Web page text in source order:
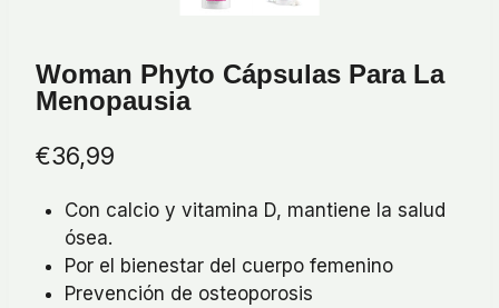
Woman Phyto Cápsulas Para La
Menopausia
€36,99
Con calcio y vitamina D, mantiene la salud
ósea.
Por el bienestar del cuerpo femenino
Prevención de osteoporosis